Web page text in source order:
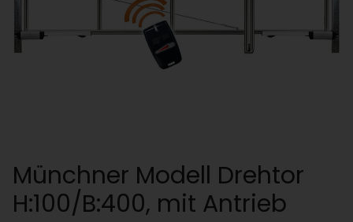
Münchner Modell Drehtor
H:100/B:400, mit Antrieb